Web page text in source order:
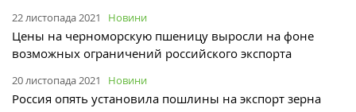
22 листопада 2021 Новини
Цены на черноморскую пшеницу выросли на фоне
возможных ограничений российского экспорта
20 листопада 2021 Новини
Россия опять установила пошлины на экспорт зерна